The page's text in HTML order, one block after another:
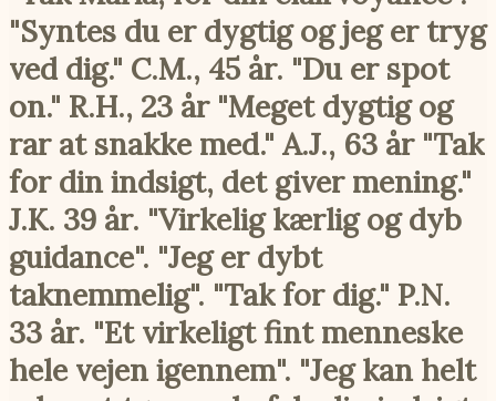
"Syntes du er dygtig og jeg er tryg
ved dig." C.M., 45 år. "Du er spot
on." R.H., 23 år "Meget dygtig og
rar at snakke med." A.J., 63 år "Tak
for din indsigt, det giver mening."
J.K. 39 år. "Virkelig kærlig og dyb
guidance". "Jeg er dybt
taknemmelig". "Tak for dig." P.N.
33 år. "Et virkeligt fint menneske
hele vejen igennem". "Jeg kan helt